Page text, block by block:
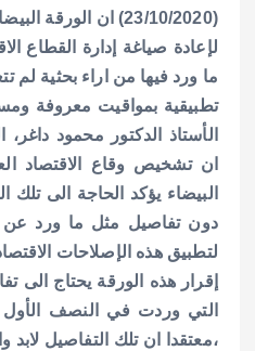
(23/10/2020) ان
لإعادة صياغة إدارة القطاع
ما ورد فيها من اراء بحثية
تطبيقية بمواقيت معروفة
الأستاذ الدكتور محمود
ان تشخيص وقاع الاقتصاد
البيضاء يؤكد الحاجة الى تلك
دون تفاصيل مثل ما ورد عن
لتطبيق هذه الإصلاحات
إقرار هذه الورقة يحتاج الى
التي وردت في النصف
،معتقدا ان تلك التفاصيل